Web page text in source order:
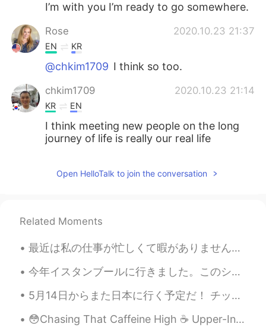
I’m with you I’m ready to go somewhere.
Rose 2020.10.23 21:37
EN KR
@chkim1709 I think so too.
chkim1709 2020.10.23 21:14
KR EN
I think meeting new people on the long
journey of life is really our real life
Open HelloTalk to join the conversation
Related Moments
最近は私の仕事が忙しくて暇がありません。私はガラス会社のマネージャーです。 会社には多くの責任があります。 仕事中はいつも日本語のビデオを見ています。 毎日、9時間ぐらいカンピューターモニターを...
今年イスタンブールに行きました。このシティはすごく綺麗し歴史的です。でも、たくさん詐欺師がいる! イスタンブールで食べ物がとても美味しい! ターキッシュデライトは私の好きなデザート。あまりにも...
5月14日からまた日本に行く予定だ！ チッケトもう買った！ けど。。。まだどこちゃんと行くの全然決まってない。誰かいいオススメがありますか? 東京と京都がいいんけど、もうたくさん行ったことある ...
😳Chasing That Caffeine High ☕️ Upper-Intermediate Source: HeadsUpEnglish.com 📑 https://youtu.be...